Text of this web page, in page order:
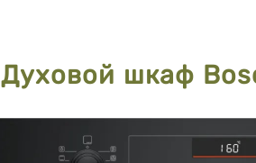
Духовой шкаф